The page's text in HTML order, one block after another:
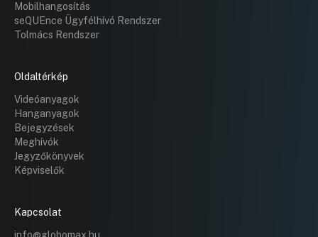
Mobilhangosítás
seQUEnce Ügyfélhívó Rendszer
Tolmács Rendszer
Oldaltérkép
Videóanyagok
Hanganyagok
Bejegyzések
Meghívók
Jegyzőkönyvek
Képviselők
Kapcsolat